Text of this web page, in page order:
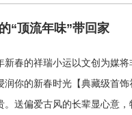
“顶流年味”带回家
新春的祥瑞小运以文创为媒
润你的新春时光【典藏级首
。送偏爱古风的长辈显心意